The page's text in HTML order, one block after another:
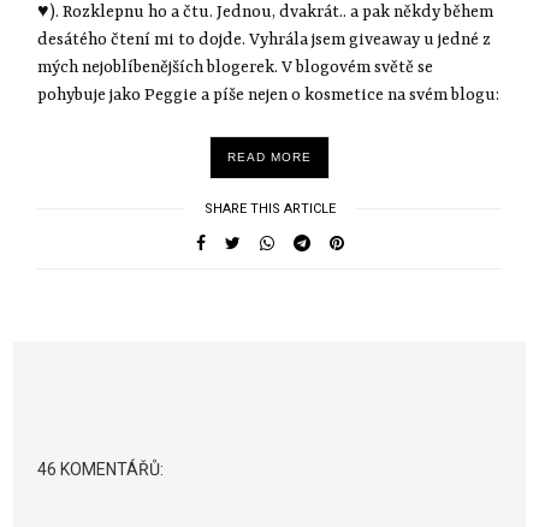
♥). Rozklepnu ho a čtu. Jednou, dvakrát.. a pak někdy během
desátého čtení mi to dojde. Vyhrála jsem giveaway u jedné z
mých nejoblíbenějších blogerek. V blogovém světě se
pohybuje jako Peggie a píše nejen o kosmetice na svém blogu:
READ MORE
SHARE THIS ARTICLE
46 KOMENTÁŘŮ: